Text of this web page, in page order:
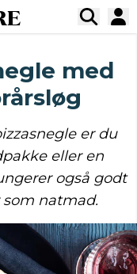
med
er du
eller en
også godt
natmad.